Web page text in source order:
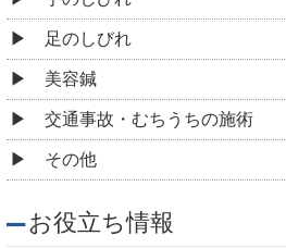
お役立ち情報
整体とマッサージの違い
腰痛のお悩み、わかります！
果
新宿区四谷で健康な日々を手
院